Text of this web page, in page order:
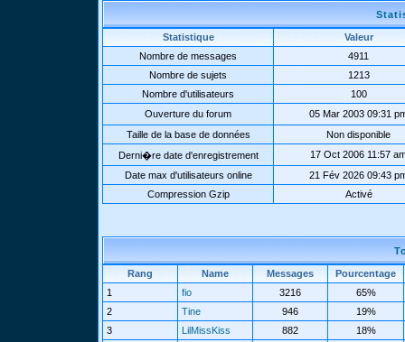
Statistique
Valeur
Nombre de messages
4911
Nombre de sujets
1213
Nombre d'utilisateurs
100
Ouverture du forum
05 Mar 2003 09:31
Taille de la base de données
Non disponible
Derni�re date d'enregistrement
17 Oct 2006 11:57
Date max d'utilisateurs online
21 Fév 2026 09:43
Compression Gzip
Activé
Rang Name Messages
Pourcentage
1
fio 3216
65%
2
Tine 946
19%
3
LilMissKiss 882
18%